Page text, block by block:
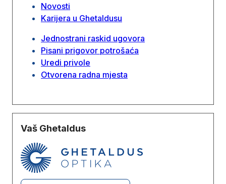
Novosti
Karijera u Ghetaldusu
Jednostrani raskid ugovora
Pisani prigovor potrošaća
Uredi privole
Otvorena radna mjesta
Vaš Ghetaldus